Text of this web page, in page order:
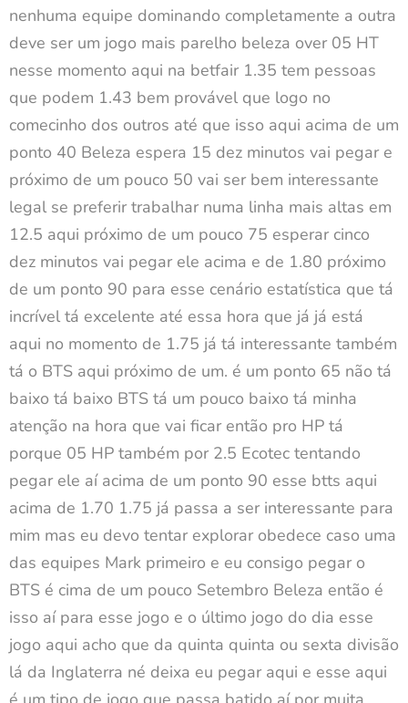
nenhuma equipe dominando completamente a outra
deve ser um jogo mais parelho beleza over 05 HT
nesse momento aqui na betfair 1.35 tem pessoas
que podem 1.43 bem provável que logo no
comecinho dos outros até que isso aqui acima de um
ponto 40 Beleza espera 15 dez minutos vai pegar e
próximo de um pouco 50 vai ser bem interessante
legal se preferir trabalhar numa linha mais altas em
12.5 aqui próximo de um pouco 75 esperar cinco
dez minutos vai pegar ele acima e de 1.80 próximo
de um ponto 90 para esse cenário estatística que tá
incrível tá excelente até essa hora que já já está
aqui no momento de 1.75 já tá interessante também
tá o BTS aqui próximo de um. é um ponto 65 não tá
baixo tá baixo BTS tá um pouco baixo tá minha
atenção na hora que vai ficar então pro HP tá
porque 05 HP também por 2.5 Ecotec tentando
pegar ele aí acima de um ponto 90 esse btts aqui
acima de 1.70 1.75 já passa a ser interessante para
mim mas eu devo tentar explorar obedece caso uma
das equipes Mark primeiro e eu consigo pegar o
BTS é cima de um pouco Setembro Beleza então é
isso aí para esse jogo e o último jogo do dia esse
jogo aqui acho que da quinta quinta ou sexta divisão
lá da Inglaterra né deixa eu pegar aqui e esse aqui